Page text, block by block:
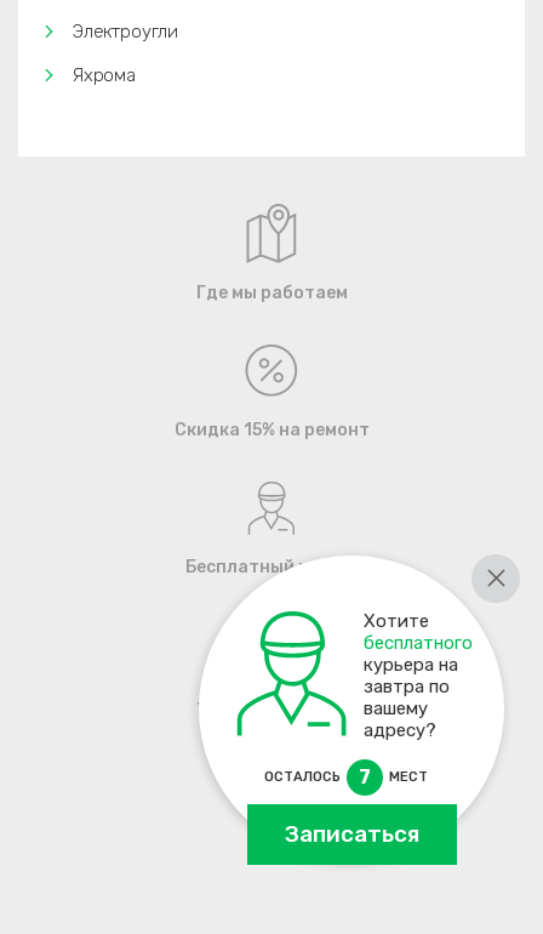
Хотите
бесплатного
курьера на
завтра по
вашему
адресу?
ОСТАЛОСЬ 7 МЕСТ
Записаться
Электроугли
Яхрома
Где мы работаем
Скидка 15% на ремонт
Бесплатный курьер
+7 495 137-93-17